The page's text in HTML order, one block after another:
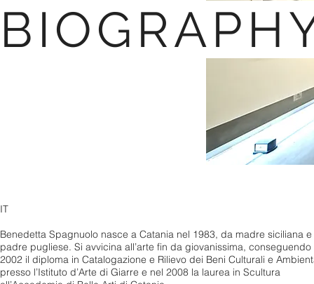
IT
Benedetta Spagnuolo nasce a Catania nel 1983, da madre siciliana e
padre pugliese. Si avvicina all’arte fin da giovanissima, conseguendo
2002 il diploma in Catalogazione e Rilievo dei Beni Culturali e
presso l’Istituto d’Arte di Giarre e nel 2008 la laurea in Scultura